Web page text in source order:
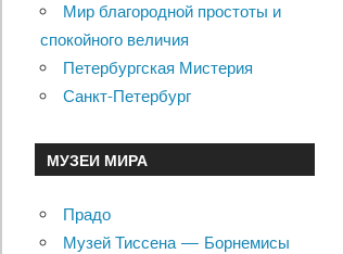
Мир благородной простоты и
спокойного величия
Петербургская Мистерия
Санкт-Петербург
МУЗЕИ МИРА
Прадо
Музей Тиссена — Борнемисы